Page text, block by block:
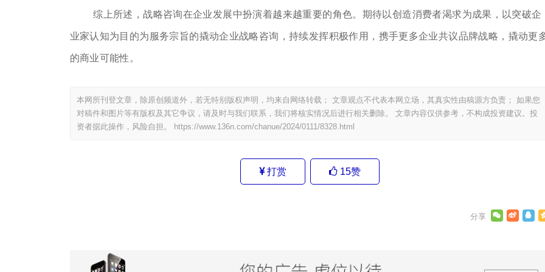
综上所述，战略咨询在企业发展中扮演着越来越重要的角色。期待以创造消费者渴求为成果，以突破企
业家认知为⽬的为服务宗旨的撬动企业战略咨询，持续发挥积极作用，携手更多企业共议品牌战略，撬动更
的商业可能性。
本网所刊登文章，除原创频道外，若无特别版权声明，均来自网络转载； 文章观点不代表本网立场，其真实性由稿源方负责； 如果您
对稿件和图片等有版权及其它争议，请及时与我们联系，我们将核实情况后进行相关删除。 文章内容仅供参考，不构成投资建议。投
资者据此操作，风险自担。
https://www.136n.com/chanue/2024/0111/8328.html
打赏 15赞